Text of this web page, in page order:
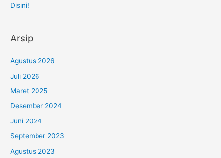
Disini!
Arsip
Agustus 2026
Juli 2026
Maret 2025
Desember 2024
Juni 2024
September 2023
Agustus 2023